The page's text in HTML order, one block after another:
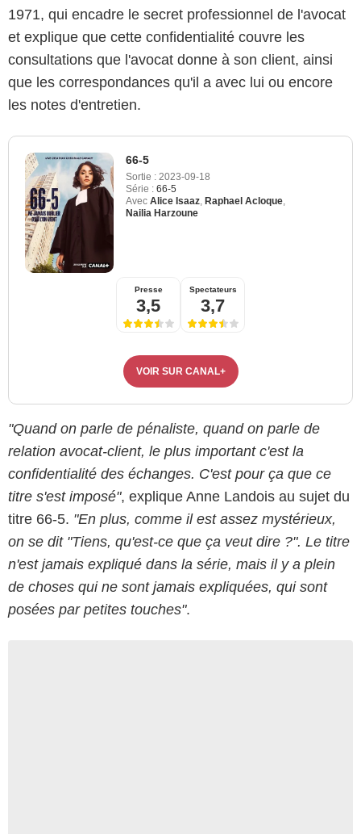
1971, qui encadre le secret professionnel de l'avocat
et explique que cette confidentialité couvre les
consultations que l'avocat donne à son client, ainsi
que les correspondances qu'il a avec lui ou encore
les notes d'entretien.
66-5
Sortie : 2023-09-18
Série : 66-5
Avec Alice Isaaz Raphael Acloque
Nailia Harzoune
Presse
3,5
Spectateurs
3,7
VOIR SUR CANAL+
"Quand on parle de pénaliste, quand on parle de
relation avocat-client, le plus important c'est la
confidentialité des échanges. C'est pour ça que ce
titre s'est imposé", explique Anne Landois au sujet du
titre 66-5. "En plus, comme il est assez mystérieux,
on se dit "Tiens, qu'est-ce que ça veut dire ?". Le titre
n'est jamais expliqué dans la série, mais il y a plein
de choses qui ne sont jamais expliquées, qui sont
posées par petites touches".